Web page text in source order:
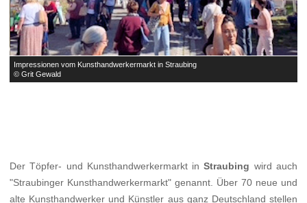
Impressionen vom Kunsthandwerkermarkt in Straubing
© Grit Gewald
Der Töpfer- und Kunsthandwerkermarkt inStraubing wird auch
"Straubinger Kunsthandwerkermarkt" genannt. Über 70 neue und
alte Kunsthandwerker und Künstler aus ganz Deutschland stellen